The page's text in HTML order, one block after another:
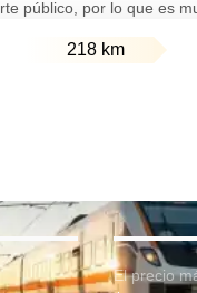
público, por lo que es
218 km
El precio